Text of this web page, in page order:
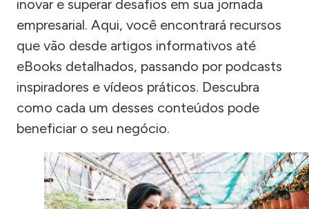
inovar e superar desafios em sua jornada
empresarial. Aqui, você encontrará recursos
que vão desde artigos informativos até
eBooks detalhados, passando por podcasts
inspiradores e vídeos práticos. Descubra
como cada um desses conteúdos pode
beneficiar o seu negócio.